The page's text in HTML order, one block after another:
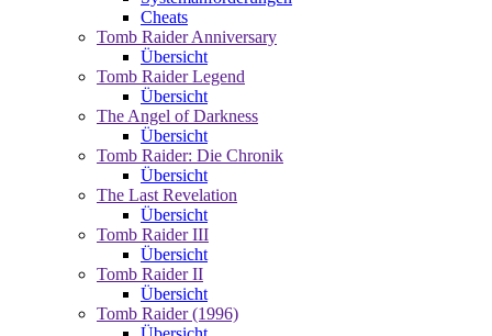
Cheats
Tomb Raider Anniversary
Übersicht
Tomb Raider Legend
Übersicht
The Angel of Darkness
Übersicht
Tomb Raider: Die Chronik
Übersicht
The Last Revelation
Übersicht
Tomb Raider III
Übersicht
Tomb Raider II
Übersicht
Tomb Raider (1996)